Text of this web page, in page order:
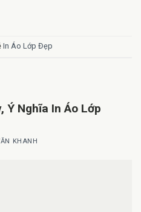
In Áo Lớp Đẹp
Ý Nghĩa In Áo Lớp
KHANH